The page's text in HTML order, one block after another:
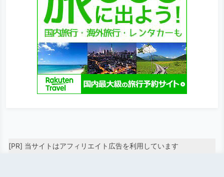
[PR] 当サイトはアフィリエイト広告を利用しています